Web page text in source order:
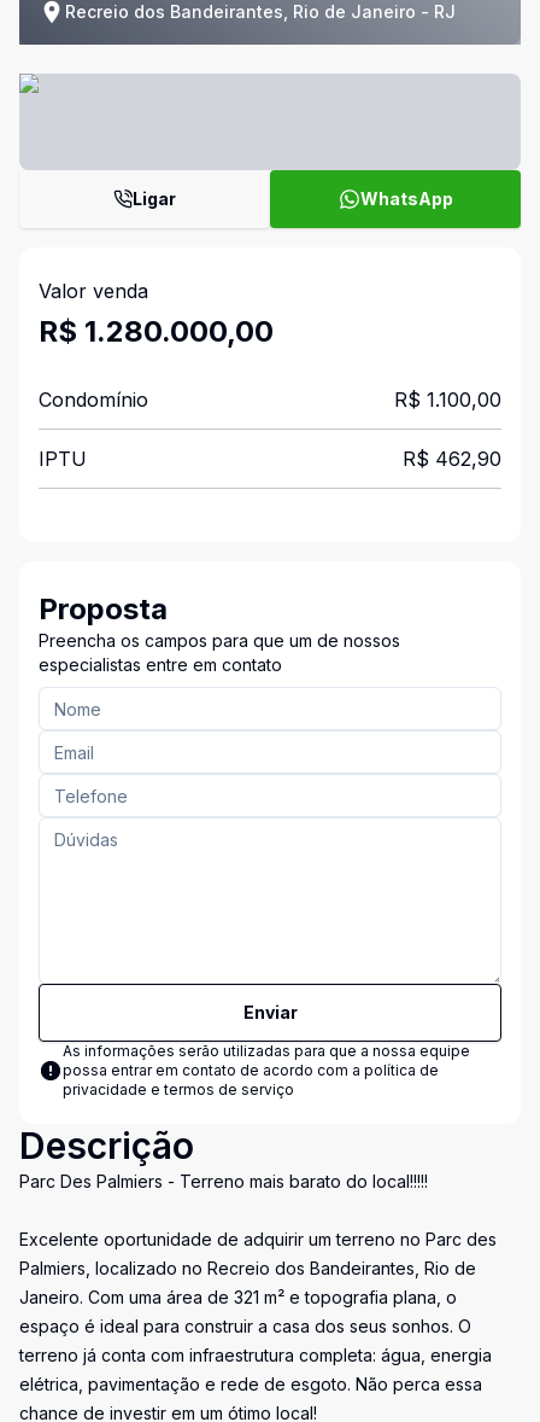
Recreio dos Bandeirantes, Rio de Janeiro - RJ
Ligar WhatsApp
Valor venda
R$ 1.280.000,00
Condomínio R$ 1.100,00
IPTU R$ 462,90
Proposta
Preencha os campos para que um de nossos
especialistas entre em contato
Enviar
As informações serão utilizadas para que a nossa equipe
possa entrar em contato de acordo com a política de
privacidade e termos de serviço
Descrição
Parc Des Palmiers - Terreno mais barato do local!!!!!
Excelente oportunidade de adquirir um terreno no Parc des
Palmiers, localizado no Recreio dos Bandeirantes, Rio de
Janeiro. Com uma área de 321 m² e topografia plana, o
espaço é ideal para construir a casa dos seus sonhos. O
terreno já conta com infraestrutura completa: água, energia
elétrica, pavimentação e rede de esgoto. Não perca essa
chance de investir em um ótimo local!